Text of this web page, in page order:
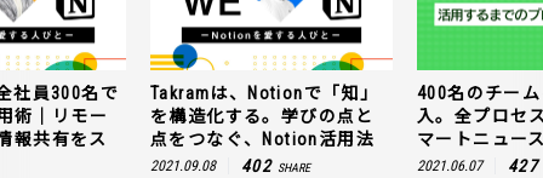
社員300名で
術｜リモー
報共有をス
Takramは、Notionで「知」
を構造化する。学びの点と
点をつなぐ、Notion活用法
2021.09.08 402 SHARE
400名のチー
入。全プロセ
マートニュー
2021.06.07 427